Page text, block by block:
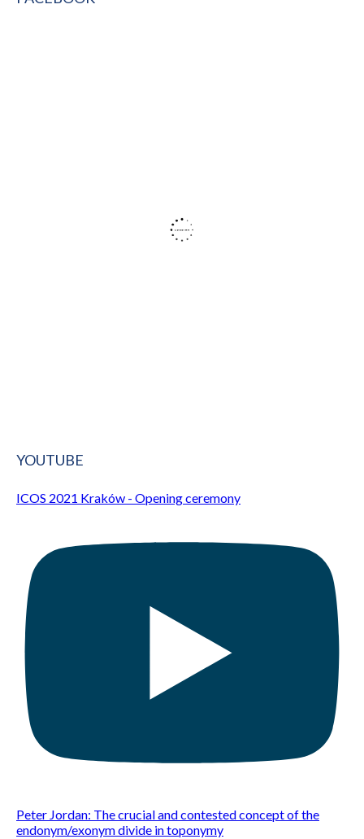
YOUTUBE
ICOS 2021 Kraków - Opening ceremony
Peter Jordan: The crucial and contested concept of the
endonym/exonym divide in toponymy